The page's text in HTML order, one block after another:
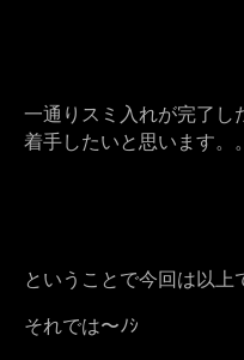
一通りスミ入れが完了し
着手したいと思います。
ということで今回は以上
それでは〜ﾉｼ